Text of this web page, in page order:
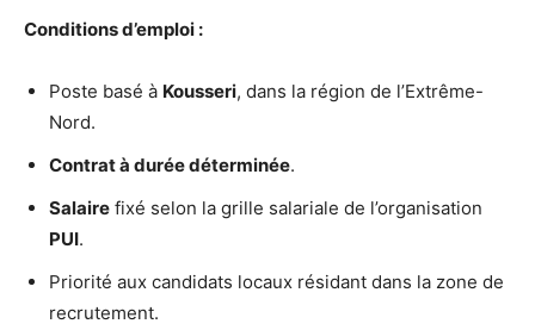
Conditions d’emploi :
Poste basé à Kousseri, dans la région de l’Extrême-
Nord.
Contrat à durée déterminée.
Salaire fixé selon la grille salariale de l’organisation
PUI.
Priorité aux candidats locaux résidant dans la zone de
recrutement.